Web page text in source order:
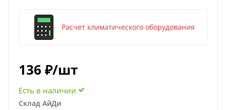
Расчет климатического оборудования
136 ₽/шт
Есть в наличии
Склад АйДи